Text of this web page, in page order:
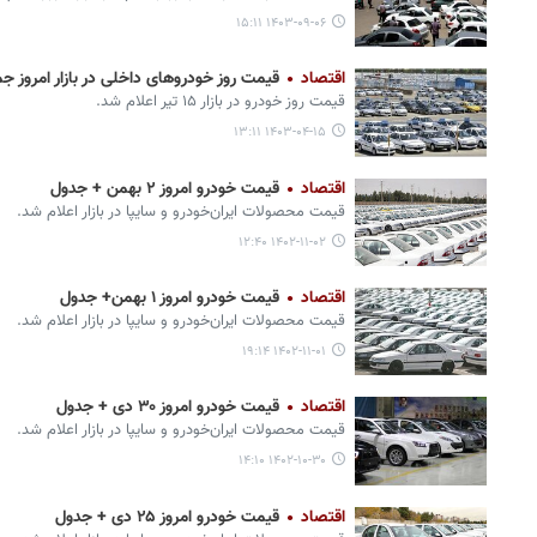
۱۴۰۳-۰۹-۰۶ ۱۵:۱۱
اقتصاد قیمت روز خودروهای داخلی در بازار امروز جمعه ۱۵ تیر
قیمت روز خودرو در بازار ۱۵ تیر اعلام شد.
۱۴۰۳-۰۴-۱۵ ۱۳:۱۱
اقتصاد قیمت خودرو امروز ۲ بهمن + جدول
قیمت محصولات ایران‌خودرو و سایپا در بازار اعلام شد.
۱۴۰۲-۱۱-۰۲ ۱۲:۴۰
اقتصاد قیمت خودرو امروز ۱ بهمن+ جدول
قیمت محصولات ایران‌خودرو و سایپا در بازار اعلام شد.
۱۴۰۲-۱۱-۰۱ ۱۹:۱۴
اقتصاد قیمت خودرو امروز ۳۰ دی + جدول
قیمت محصولات ایران‌خودرو و سایپا در بازار اعلام شد.
۱۴۰۲-۱۰-۳۰ ۱۴:۱۰
اقتصاد قیمت خودرو امروز ۲۵ دی + جدول